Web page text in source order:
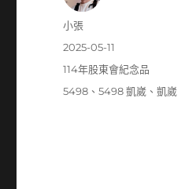
作
小張
發
期:
2025-05-11
分
114年股東會紀念品
標
5498 、5498 凱崴 、凱崴